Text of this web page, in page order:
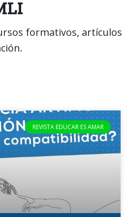
formativos, artículos
REVISTA EDUCAR ES AMAR